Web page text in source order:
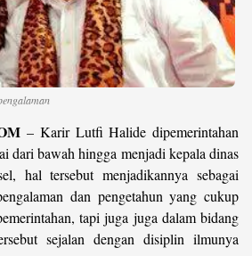
–Karir Lutfi Halide dipemerintahan
dari bawah hingga menjadi kepala dinas
hal tersebut menjadikannya sebagai
dan pengetahun yang cukup
tapi juga juga dalam bidang
sejalan dengan disiplin ilmunya